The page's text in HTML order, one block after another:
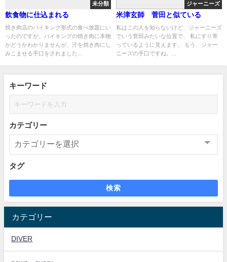
未分類
飲食物に仕込まれる
焼き肉店のバイキング形式の食べ放題にい
ったのですが、バイキングの焼き肉に本物
かどうかわかりませんが、汗を焼き肉にし
みこませる手口をされました...
ジャーニーズ
米津玄師 菅田と似ている
私はこの人を知らないけど、ジャーニーズ
でいう菅田みたいな位置で、 私にすり寄
っているように見えます。 もう、ジャー
ニーズの手口ですね。...
キーワード
カテゴリー
タグ
検索
カテゴリー
DIVER